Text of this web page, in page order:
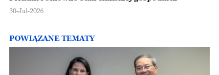
30-Jul-2026
POWIĄZANE TEMATY